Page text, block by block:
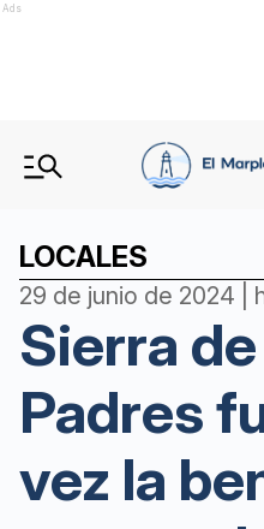
Ads
LOCALES
29 de junio de 2024 |
Sierra
Padres
vez la